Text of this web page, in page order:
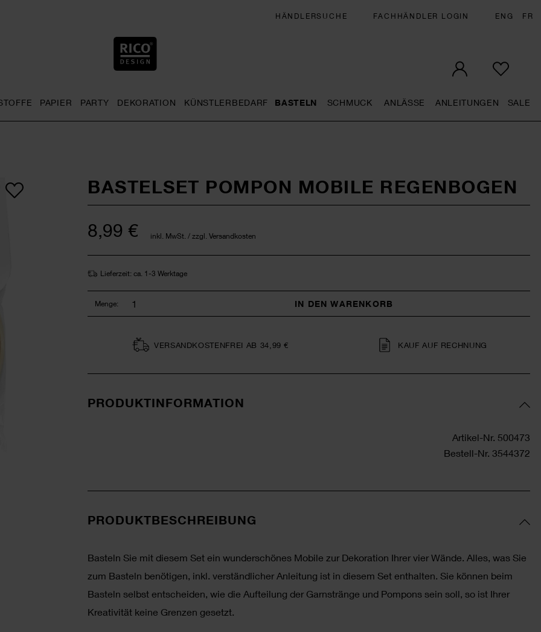
HÄNDLERSUCHE FACHHÄNDLER LOGIN ENG FR
PAPIER PARTY DEKORATION KÜNSTLERBEDARF BASTELN SCHMUCK ANLÄSSE ANLEITUNGEN SALE
BASTELSET POMPON MOBILE REGENBOGEN
8,99 € inkl. MwSt. / zzgl. Versandkosten
Lieferzeit: ca. 1-3 Werktage
Menge: IN DEN WARENKORB
VERSAND­KOSTEN­FREI AB 34,99 € KAUF AUF RECHNUNG
PRODUKTINFORMATION
Artikel-Nr. 500473
Bestell-Nr. 3544372
PRODUKTBESCHREIBUNG
Basteln Sie mit diesem Set ein wunderschönes Mobile zur Dekoration Ihrer vier Wände. Alles, was Sie
zum Basteln benötigen, inkl. verständlicher Anleitung ist in diesem Set enthalten. Sie können beim
Basteln selbst entscheiden, wie die Aufteilung der Garnstränge und Pompons sein soll, so ist Ihrer
Kreativität keine Grenzen gesetzt.